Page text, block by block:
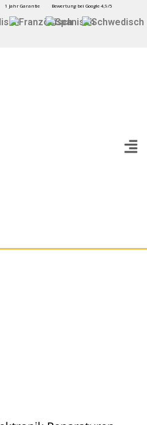
1 Jahr Garantie Bewertung bei Google 4,9/5